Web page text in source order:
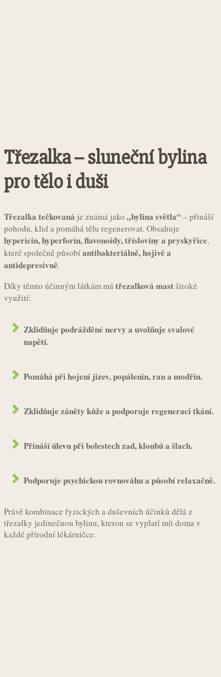
Třezalka – sluneční bylina
pro tělo i duši
Třezalka tečkovaná je známá jako „bylina světla“ – přináší
pohodu, klid a pomáhá tělu regenerovat. Obsahuje
hypericin, hyperforin, flavonoidy, třísloviny a pryskyřice,
které společně působíantibakteriálně, hojivě a
antidepresivně.
Díky těmto účinným látkám mátřezalková mast široké
využití:
Zklidňuje podrážděné nervy a uvolňuje svalové
napětí.
Pomáhá při hojení jizev, popálenin, ran a modřin.
Zklidňuje záněty kůže a podporuje regeneraci tkání.
Přináší úlevu při bolestech zad, kloubů a šlach.
Podporuje psychickou rovnováhu a působí relaxačně.
Právě kombinace fyzických a duševních účinků dělá z
třezalky jedinečnou bylinu, kterou se vyplatí mít doma v
každé přírodní lékárničce.